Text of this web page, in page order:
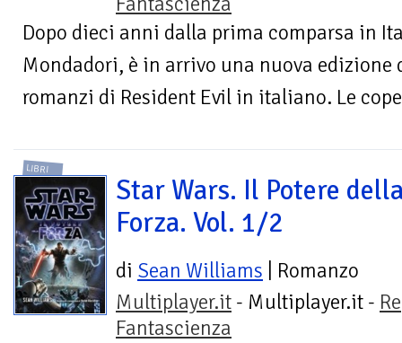
Dopo dieci anni dalla prima comparsa in
Mondadori, è in arrivo una nuova edizione
romanzi di Resident Evil in italiano. Le
LIBRI
Star Wars. Il Potere
Forza. Vol. 1/2
di Sean Williams | Romanzo
Multiplayer.it - Multiplayer.it -
Fantascienza